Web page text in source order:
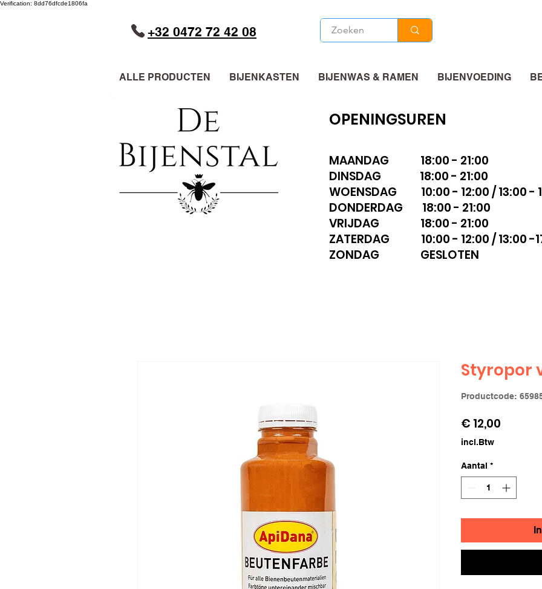
Verification: 8dd76dfcde1806fa
+32 0472 72 42 08
ALLE PRODUCTEN BIJENKASTEN BIJENWAS & RAMEN BIJENVOEDING
OPENINGSUREN
MAANDAG 18:00 - 21:00
DINSDAG 18:00 - 21:00
WOENSDAG 10:00 - 12:00 / 13:00 -
DONDERDAG 18:00 - 21:00
VRIJDAG 18:00 - 21:00
ZATERDAG 10:00 - 12:00 / 13:00 -
ZONDAG GESLOTEN
Styropor
Productcode:
€ 12,00
incl.Btw
Aantal *